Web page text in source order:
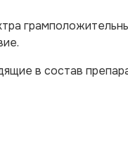
в состав